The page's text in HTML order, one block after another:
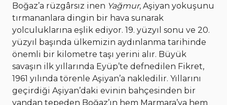
Boğaz’a rüzgârsız inen Yağmur, Aşiyan yokuşunu
tırmananlara dingin bir hava sunarak
yolculuklarına eşlik ediyor. 19. yüzyıl sonu ve 20.
yüzyıl başında ülkemizin aydınlanma tarihinde
önemli bir kilometre taşı yerini alır. Büyük
savaşın ilk yıllarında Eyüp’te defnedilen Fikret,
1961 yılında törenle Aşiyan’a nakledilir. Yıllarını
geçirdiği Aşiyan’daki evinin bahçesinden bir
yandan tepeden Boğaz’ın hem Marmara’ya hem